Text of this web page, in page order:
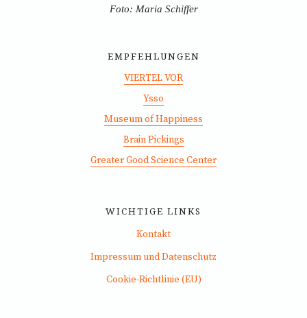
Foto: Maria Schiffer
EMPFEHLUNGEN
VIERTEL VOR
Ysso
Museum of Happiness
Brain Pickings
Greater Good Science Center
WICHTIGE LINKS
Kontakt
Impressum und Datenschutz
Cookie-Richtlinie (EU)
Bitte
klicken,